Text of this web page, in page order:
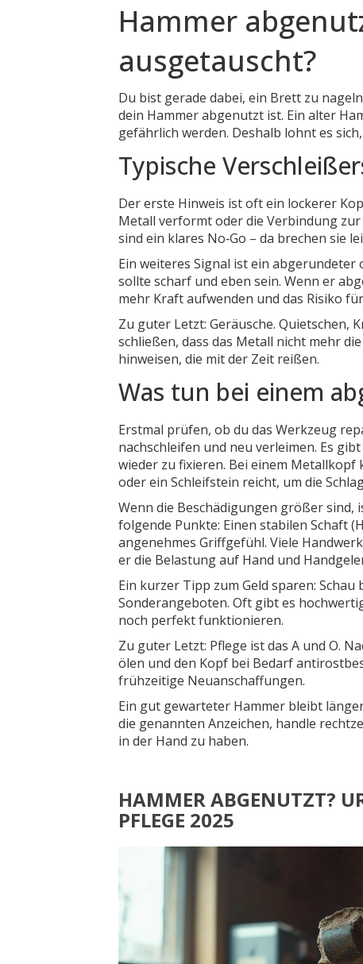
Hammer
ausgetauscht?
Du bist gerade dabei, ein Brett zu
dein Hammer abgenutzt ist. Ein alter
gefährlich werden. Deshalb lohnt es
Typische
Der erste Hinweis ist oft ein lockerer
Metall verformt oder die Verbindung zur
sind ein klares No‑Go – da brechen sie
Ein weiteres Signal ist ein
sollte scharf und eben sein. Wenn er
mehr Kraft aufwenden und das Risiko
Zu guter Letzt: Geräusche. Quietschen,
schließen, dass das Metall nicht mehr
hinweisen, die mit der Zeit reißen.
Was tun bei einem
Erstmal prüfen, ob du das Werkzeug
nachschleifen und neu verleimen. Es
wieder zu fixieren. Bei einem
oder ein Schleifstein reicht, um die
Wenn die Beschädigungen größer sind,
folgende Punkte: Einen stabilen Schaft
angenehmes Griffgefühl. Viele
er die Belastung auf Hand und
Ein kurzer Tipp zum Geld sparen:
Sonderangeboten. Oft gibt es
noch perfekt funktionieren.
Zu guter Letzt: Pflege ist das A und O.
ölen und den Kopf bei Bedarf
frühzeitige Neuanschaffungen.
Ein gut gewarteter Hammer bleibt
die genannten Anzeichen, handle
in der Hand zu haben.
HAMMER ABGENUTZT?
PFLEGE 2025